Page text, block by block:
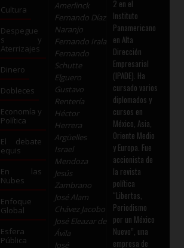
Cultura
Despegue
s y
Aterrizajes
Dinero
Dobleces
Economía y
Política
El debate
equis
En las
Nubes
Enfoque
Global
Esfera
Pública
Amerlinck
Fernando Díaz
Naranjo
Fernando Irala
Fernando
Schutte
Elguero
Gustavo
Rentería
Héctor
Herrera
Argüelles
Israel
Mendoza
Jesús
Zambrano
José Alam
Chávez Jacobo
José Eleazar de
Ávila
José
2 en el
Instituto
Panamericano
en Alta
Dirección
Empresarial
(IPADE). Ha
cursado varios
diplomados y
cursos en
México, Asia,
Oriente Medio
y Europa. Fue
accionista de
la revista
política
“Libertas,
Periodismo
por un México
Nuevo”, una
empresa de